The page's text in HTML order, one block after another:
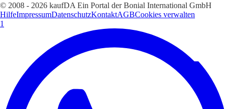
© 2008 - 2026 kaufDA Ein Portal der Bonial International GmbH
HilfeImpressumDatenschutzKontaktAGBCookies verwalten
1